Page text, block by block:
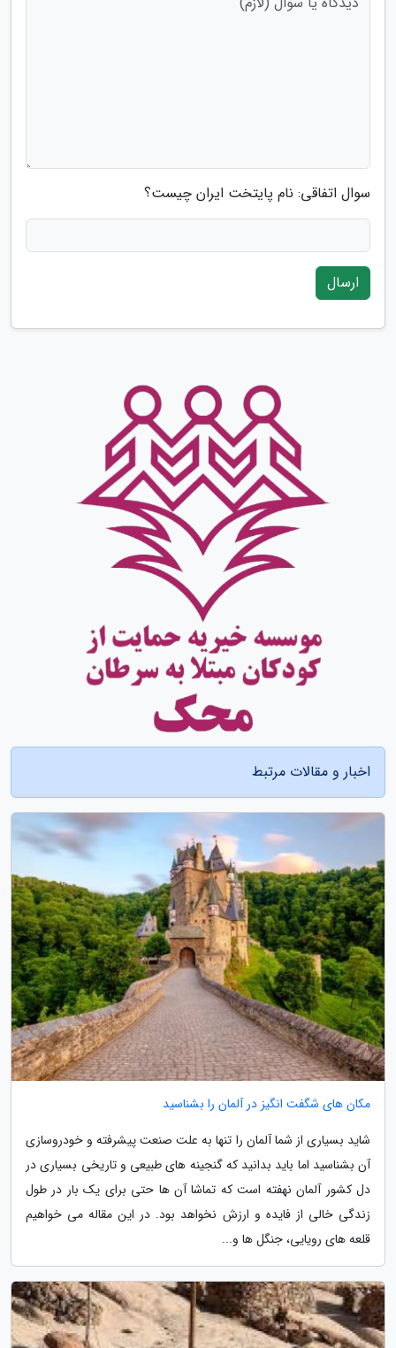
سوال اتفاقی: نام پایتخت ایران چیست؟
ارسال
اخبار و مقالات مرتبط
مکان های شگفت انگیز در آلمان را بشناسید
شاید بسیاری از شما آلمان را تنها به علت صنعت پیشرفته و خودروسازی
آن بشناسید اما باید بدانید که گنجینه های طبیعی و تاریخی بسیاری در
دل کشور آلمان نهفته است که تماشا آن ها حتی برای یک بار در طول
زندگی خالی از فایده و ارزش نخواهد بود. در این مقاله می خواهیم
قلعه های رویایی، جنگل ها و...